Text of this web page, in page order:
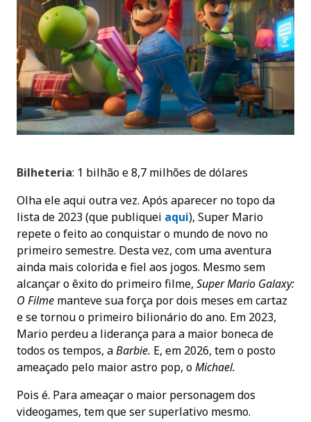
Bilheteria: 1 bilhão e 8,7 milhões de dólares
Olha ele aqui outra vez. Após aparecer no topo da
lista de 2023 (que publiquei aqui), Super Mario
repete o feito ao conquistar o mundo de novo no
primeiro semestre. Desta vez, com uma aventura
ainda mais colorida e fiel aos jogos. Mesmo sem
alcançar o êxito do primeiro filme, Super Mario Galaxy:
O Filme manteve sua força por dois meses em cartaz
e se tornou o primeiro bilionário do ano. Em 2023,
Mario perdeu a liderança para a maior boneca de
todos os tempos, aBarbie. E, em 2026, tem o posto
ameaçado pelo maior astro pop, oMichael.
Pois é. Para ameaçar o maior personagem dos
videogames, tem que ser superlativo mesmo.